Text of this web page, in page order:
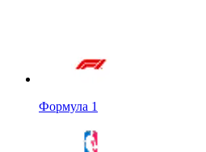
Формула 1